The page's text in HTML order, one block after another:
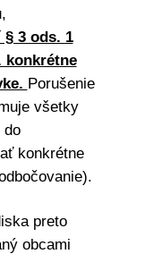
3 ods. 1
konkrétne
Porušenie
všetky
do
konkrétne
preto
obcami